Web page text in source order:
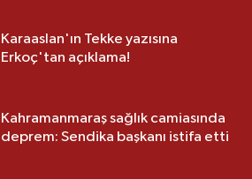
Karaaslan'ın Tekke yazısına
Erkoç'tan açıklama!
Kahramanmaraş sağlık camiasında
deprem: Sendika başkanı istifa etti